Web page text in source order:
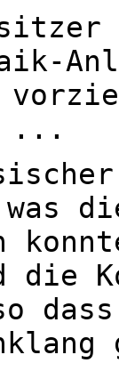
...
die